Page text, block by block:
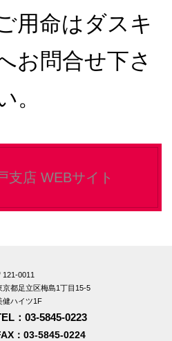
用命はダスキ
お問合せ下さ
。
支店 WEBサイト
121-0011
京都足立区梅島1丁目15-5
健ハイツ1F
：03-5845-0223
：03-5845-0224